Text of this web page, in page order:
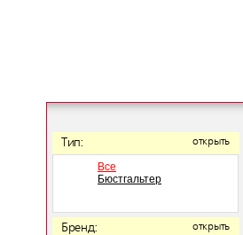
Тип: открыть
Все
Бюстгальтер
Бренд: открыть